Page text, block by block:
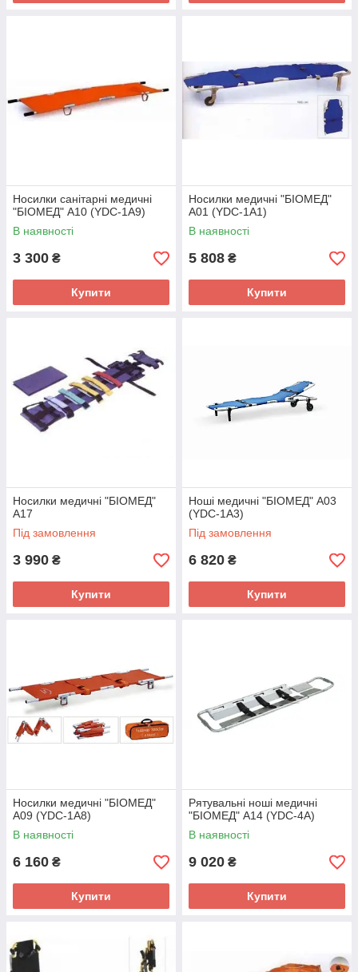
Носилки санітарні медичні
"БІОМЕД" А10 (YDC-1A9)
В наявності
3 300 ₴
Купити
Носилки медичні "БІОМЕД"
А01 (YDC-1A1)
В наявності
5 808 ₴
Купити
Носилки медичні "БІОМЕД"
А17
Під замовлення
3 990 ₴
Купити
Ноші медичні "БІОМЕД" А03
(YDC-1A3)
Під замовлення
6 820 ₴
Купити
Носилки медичні "БІОМЕД"
А09 (YDC-1A8)
В наявності
6 160 ₴
Купити
Рятувальні ноші медичні
"БІОМЕД" А14 (YDC-4A)
В наявності
9 020 ₴
Купити